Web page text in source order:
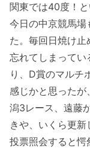
関東では40度！と
今日の中京競馬場
た。毎回日焼け
忘れてしまってい
り、D賞のマルチ
感じかと思った
潟3レース、遠藤
きや、いくら更
投票照会すると